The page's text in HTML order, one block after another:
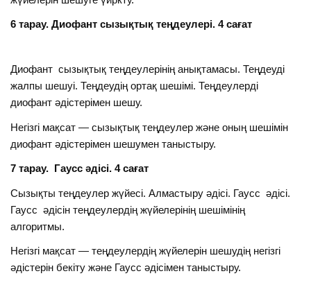
6 тарау. Диофант сызықтық теңдеулері. 4 сағат
Диофант сызықтық теңдеулерінің анықтамасы. Теңдеудi
жалпы шешуi. Теңдеудiң ортақ шешiмi. Теңдеулердi
диофант әдiстерiмен шешу.
Негізгі мақсат — сызықтық теңдеулер және оның шешiмiн
диофант әдiстерiмен шешумен таныстыру.
7 тарау. Гаусс әдісі. 4 сағат
Сызықты теңдеулер жүйесi. Алмастыру әдiсi. Гаусс әдiсi.
Гаусс әдiсiн теңдеулердiң жүйелерiнiң шешiмiнiң
алгоритмы.
Негізгі мақсат — теңдеулердiң жүйелерiн шешудің негiзгi
әдiстерiн бекіту және Гаусс әдiсiмен таныстыру.